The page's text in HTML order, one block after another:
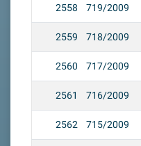
2558 719/2009
2559 718/2009
2560 717/2009
2561 716/2009
2562 715/2009